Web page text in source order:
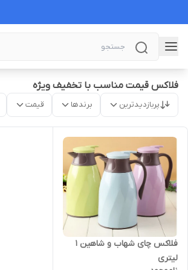
فلاکس قیمت مناسب با تخفیف ویژه
پربازدیدترین برندها قیمت
فلاکس چای شهاب و شاهین ۱
لیتری